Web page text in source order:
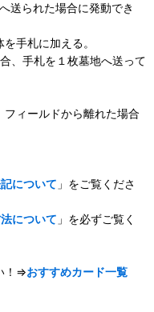
送られた場合に発動でき
手札に加える。
、手札を１枚墓地へ送って
ィールドから離れた場合
について 」をご覧くださ
について 」を必ずご覧く
！⇒おすすめカード一覧